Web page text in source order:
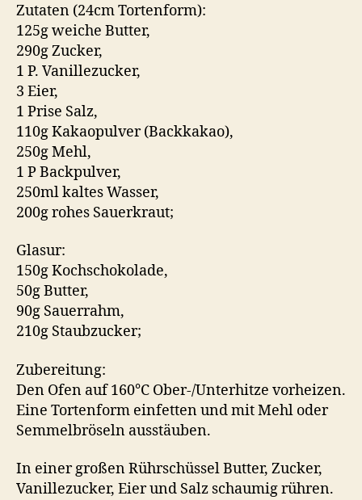
Zutaten (24cm Tortenform):
125g weiche Butter,
290g Zucker,
1 P. Vanillezucker,
3 Eier,
1 Prise Salz,
110g Kakaopulver (Backkakao),
250g Mehl,
1 P Backpulver,
250ml kaltes Wasser,
200g rohes Sauerkraut;
Glasur:
150g Kochschokolade,
50g Butter,
90g Sauerrahm,
210g Staubzucker;
Zubereitung:
Den Ofen auf 160°C Ober-/Unterhitze vorheizen.
Eine Tortenform einfetten und mit Mehl oder
Semmelbröseln ausstäuben.
In einer großen Rührschüssel Butter, Zucker,
Vanillezucker, Eier und Salz schaumig rühren.